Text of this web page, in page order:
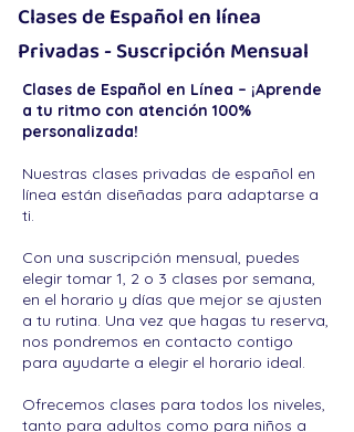
Clases de Español en línea
Privadas - Suscripción Mensual
Clases de Español en Línea – ¡Aprende
a tu ritmo con atención 100%
personalizada!
Nuestras clases privadas de español en
línea están diseñadas para adaptarse a
ti.
Con una suscripción mensual, puedes
elegir tomar 1, 2 o 3 clases por semana,
en el horario y días que mejor se ajusten
a tu rutina. Una vez que hagas tu reserva,
nos pondremos en contacto contigo
para ayudarte a elegir el horario ideal.
Ofrecemos clases para todos los niveles,
tanto para adultos como para niños a